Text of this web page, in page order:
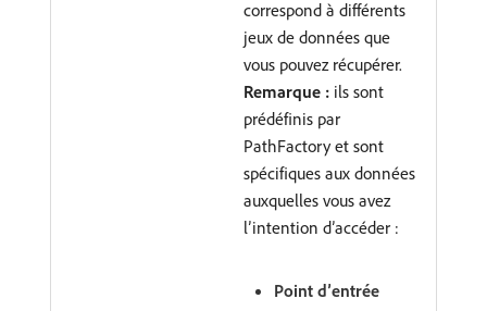
correspond à différents
jeux de données que
vous pouvez récupérer.
Remarque : ils sont
prédéfinis par
PathFactory et sont
spécifiques aux données
auxquelles vous avez
l’intention d’accéder :
Point d’entrée